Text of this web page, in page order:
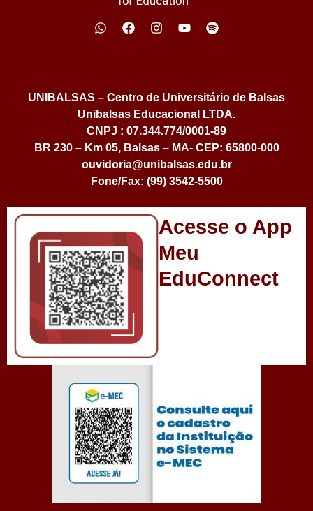
UNIBALSAS – Centro de Universitário de Balsas
Unibalsas Educacional LTDA.
CNPJ : 07.344.774/0001-89
BR 230 – Km 05, Balsas – MA- CEP: 65800-000
ouvidoria@unibalsas.edu.br
Fone/Fax: (99) 3542-5500
Acesse o App
Meu
EduConnect